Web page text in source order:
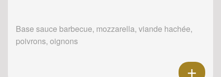
Base sauce barbecue, mozzarella, viande hachée,
poivrons, oignons